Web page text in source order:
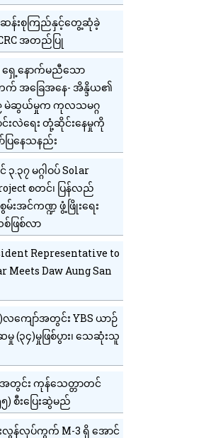
ဆန်းစုကြည်နှင့်တွေ့ဆုံခဲ့
အတည်ပြု
ရှေ့နောက်မညီသော
အခြေအနေ- အိန္ဒိယ၏
၉ မဲဆွယ်မှုက ကုလသမဂ္ဂ
ာင်းလဲရေး တုံ့ဆိုင်းနေမှုကို
ြနေသနည်း
.၃၇ မဂ္ဂါဝပ် Solar
စတင်၊ ပြန်လည်
စွမ်းအင်ကဏ္ဍ ဖွံ့ဖြိုးရေး
ဖြစ်လာ
Representative to
Meets Daw Aung San
ကျော်အတွင်း YBS ယာဉ်
(၃၄)မှုဖြစ်ပွား၊ သေဆုံးသူ
င်း ကုန်သေတ္တာတင်
) စီးပြေးဆွဲမည်
လွန်လုပ်ကွက် M-3 ရှိ အောင်